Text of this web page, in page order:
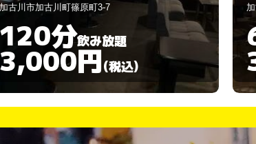
加古川市平岡町新在家2丁目276-12
60分飲み放題
3,000円(税込)